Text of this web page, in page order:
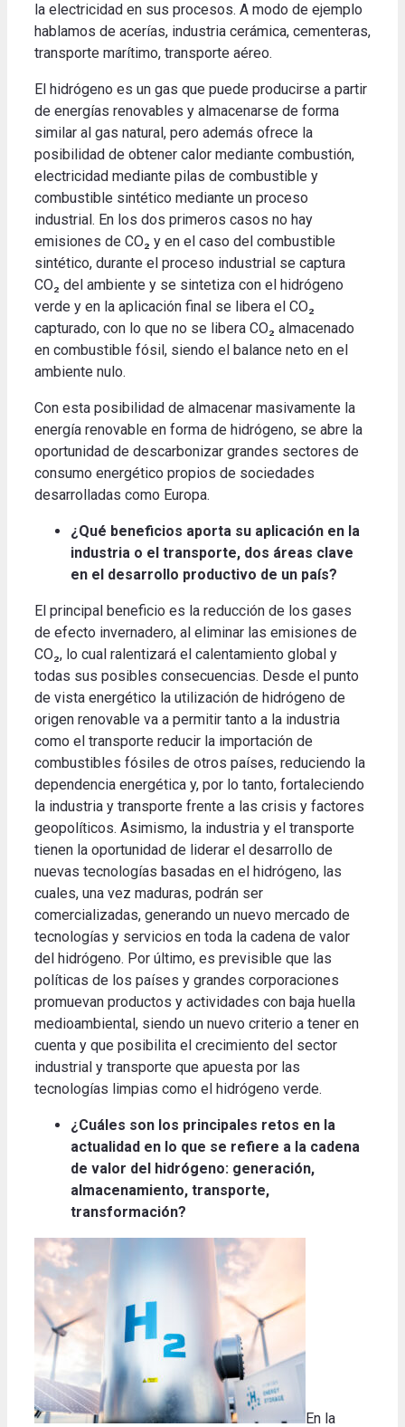
la electricidad en sus procesos. A modo de ejemplo
hablamos de acerías, industria cerámica, cementeras,
transporte marítimo, transporte aéreo.
El hidrógeno es un gas que puede producirse a partir
de energías renovables y almacenarse de forma
similar al gas natural, pero además ofrece la
posibilidad de obtener calor mediante combustión,
electricidad mediante pilas de combustible y
combustible sintético mediante un proceso
industrial. En los dos primeros casos no hay
emisiones de CO₂ y en el caso del combustible
sintético, durante el proceso industrial se captura
CO₂ del ambiente y se sintetiza con el hidrógeno
verde y en la aplicación final se libera el CO₂
capturado, con lo que no se libera CO₂ almacenado
en combustible fósil, siendo el balance neto en el
ambiente nulo.
Con esta posibilidad de almacenar masivamente la
energía renovable en forma de hidrógeno, se abre la
oportunidad de descarbonizar grandes sectores de
consumo energético propios de sociedades
desarrolladas como Europa.
¿Qué beneficios aporta su aplicación en la
industria o el transporte, dos áreas clave
en el desarrollo productivo de un país?
El principal beneficio es la reducción de los gases
de efecto invernadero, al eliminar las emisiones de
CO₂, lo cual ralentizará el calentamiento global y
todas sus posibles consecuencias. Desde el punto
de vista energético la utilización de hidrógeno de
origen renovable va a permitir tanto a la industria
como el transporte reducir la importación de
combustibles fósiles de otros países, reduciendo la
dependencia energética y, por lo tanto, fortaleciendo
la industria y transporte frente a las crisis y factores
geopolíticos. Asimismo, la industria y el transporte
tienen la oportunidad de liderar el desarrollo de
nuevas tecnologías basadas en el hidrógeno, las
cuales, una vez maduras, podrán ser
comercializadas, generando un nuevo mercado de
tecnologías y servicios en toda la cadena de valor
del hidrógeno. Por último, es previsible que las
políticas de los países y grandes corporaciones
promuevan productos y actividades con baja huella
medioambiental, siendo un nuevo criterio a tener en
cuenta y que posibilita el crecimiento del sector
industrial y transporte que apuesta por las
tecnologías limpias como el hidrógeno verde.
¿Cuáles son los principales retos en la
actualidad en lo que se refiere a la cadena
de valor del hidrógeno: generación,
almacenamiento, transporte,
transformación?
En la